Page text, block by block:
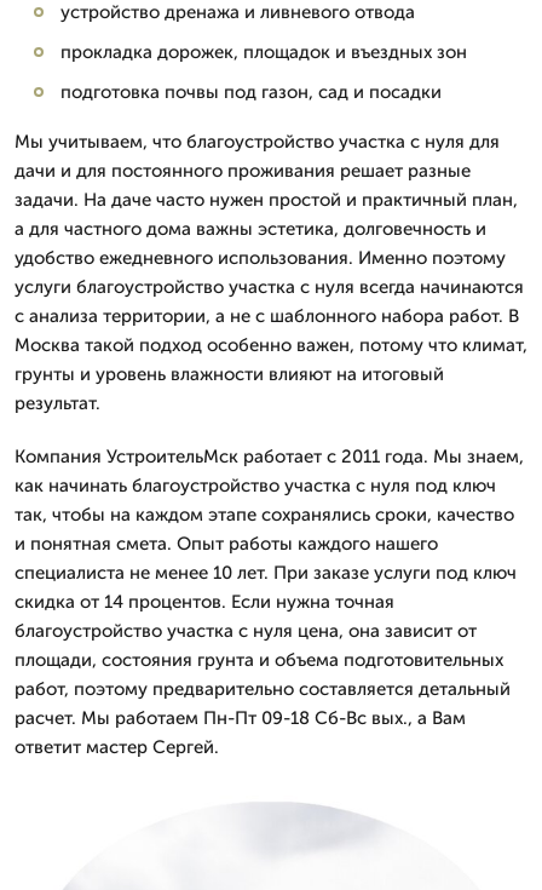
устройство дренажа и ливневого отвода
прокладка дорожек, площадок и въездных зон
подготовка почвы под газон, сад и посадки
Мы учитываем, что благоустройство участка с нуля для
дачи и для постоянного проживания решает разные
задачи. На даче часто нужен простой и практичный план,
а для частного дома важны эстетика, долговечность и
удобство ежедневного использования. Именно поэтому
услуги благоустройство участка с нуля всегда начинаются
с анализа территории, а не с шаблонного набора работ. В
Москва такой подход особенно важен, потому что климат,
грунты и уровень влажности влияют на итоговый
результат.
Компания УстроительМск работает с 2011 года. Мы знаем,
как начинать благоустройство участка с нуля под ключ
так, чтобы на каждом этапе сохранялись сроки, качество
и понятная смета. Опыт работы каждого нашего
специалиста не менее 10 лет. При заказе услуги под ключ
скидка от 14 процентов. Если нужна точная
благоустройство участка с нуля цена, она зависит от
площади, состояния грунта и объема подготовительных
работ, поэтому предварительно составляется детальный
расчет. Мы работаем Пн-Пт 09-18 Сб-Вс вых., а Вам
ответит мастер Сергей.